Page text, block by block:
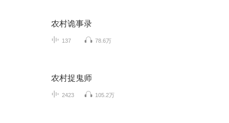
农村诡事录
137 78.6万
农村捉鬼师
2423 105.2万